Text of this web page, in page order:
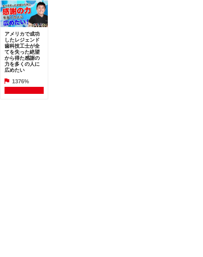
アメリカで成功
したレジェンド
歯科技工士が全
てを失った絶望
から得た感謝の
力を多くの人に
広めたい
1376%